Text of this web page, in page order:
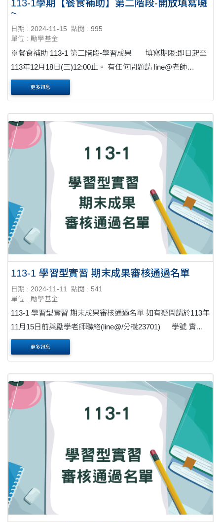
113-1學期【餐食補助】第二階段-開放填寫囉
~
日期 : 2024-11-15
點閱 : 995
單位 : 勵學基金
※餐食補助 113-1 第二階段-學習成果 填寫期限:即日起至
113年12月18日(三)12:00止。 有任何問題請 line@老師
https://ithu.tw/BVBOk 須提供113-1學期 參與其他面向輔導措
施至少10小時之證明....
更多訊息
113-1 學習型實習 期末成果審核通過名單
日期 : 2024-11-11
點閱 : 541
單位 : 勵學基金
113-1 學習型實習 期末成果審核通過名單 如有疑問請於113年
11月15日前與勵學老師聯絡(line@/分機23701) 學號 實習
更多訊息